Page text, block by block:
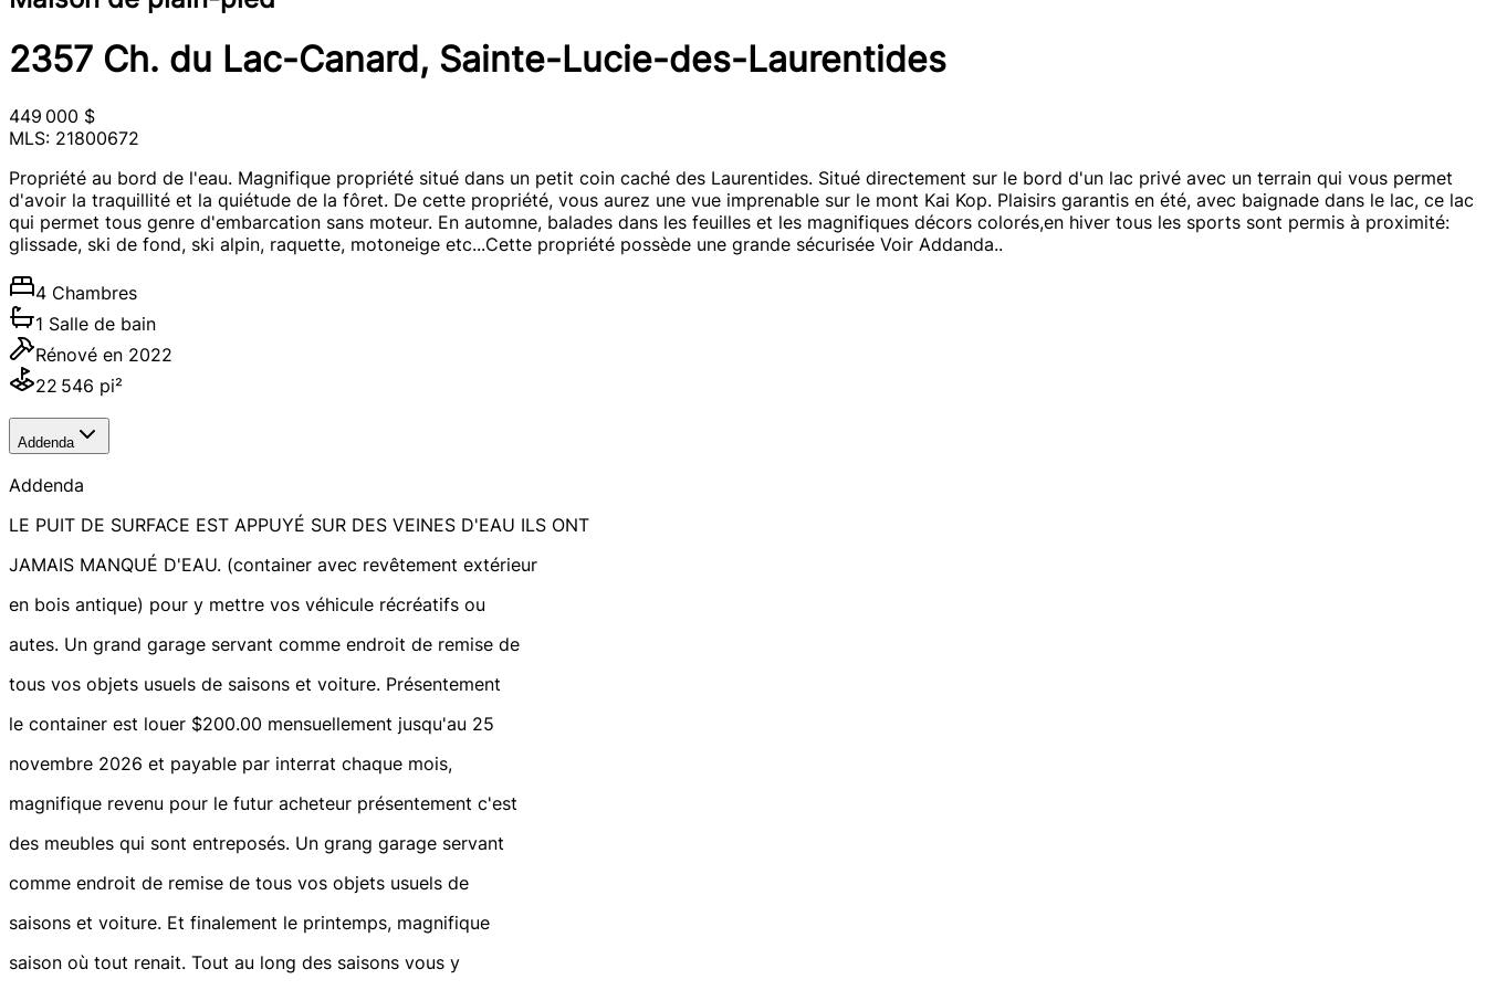
2357 Ch. du Lac-Canard, Sainte-Lucie-des-Laurentides
449 000 $
MLS: 21800672
Propriété au bord de l'eau. Magnifique propriété situé dans un petit coin caché des Laurentides. Situé directement sur le bord d'un lac privé avec un terrain qui vous permet
d'avoir la traquillité et la quiétude de la fôret. De cette propriété, vous aurez une vue imprenable sur le mont Kai Kop. Plaisirs garantis en été, avec baignade dans le lac, ce lac
qui permet tous genre d'embarcation sans moteur. En automne, balades dans les feuilles et les magnifiques décors colorés,en hiver tous les sports sont permis à proximité:
glissade, ski de fond, ski alpin, raquette, motoneige etc...Cette propriété possède une grande sécurisée Voir Addanda..
4 Chambres
1 Salle de bain
Rénové en 2022
22 546 pi²
Addenda
Addenda
LE PUIT DE SURFACE EST APPUYÉ SUR DES VEINES D'EAU ILS ONT
JAMAIS MANQUÉ D'EAU. (container avec revêtement extérieur
en bois antique) pour y mettre vos véhicule récréatifs ou
autes. Un grand garage servant comme endroit de remise de
tous vos objets usuels de saisons et voiture. Présentement
le container est louer $200.00 mensuellement jusqu'au 25
novembre 2026 et payable par interrat chaque mois,
magnifique revenu pour le futur acheteur présentement c'est
des meubles qui sont entreposés. Un grang garage servant
comme endroit de remise de tous vos objets usuels de
saisons et voiture. Et finalement le printemps, magnifique
saison où tout renait. Tout au long des saisons vous y